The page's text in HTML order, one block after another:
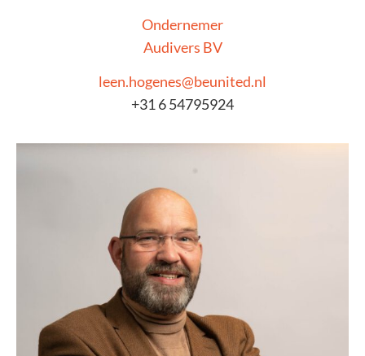
Ondernemer
Audivers BV
leen.hogenes@beunited.nl
+31 6 54795924